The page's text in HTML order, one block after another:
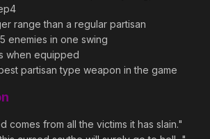
range than a regular partisan
enemies in one swing
when equipped
partisan type weapon in the game
comes from all the victims it has slain."